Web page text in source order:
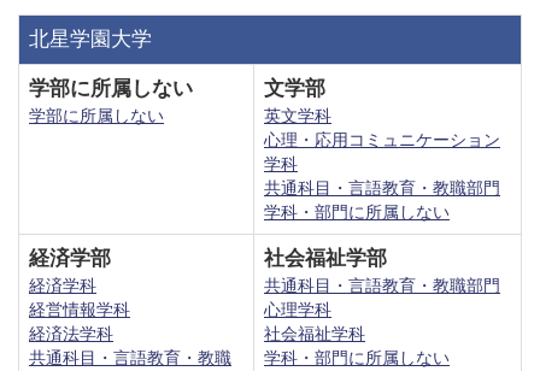
北星学園大学
学部に所属しない
学部に所属しない
文学部
英文学科
心理・応用コミュニケーション
学科
共通科目・言語教育・教職部門
学科・部門に所属しない
経済学部
経済学科
経営情報学科
経済法学科
共通科目・言語教育・教職
社会福祉学部
共通科目・言語教育・教職部門
心理学科
社会福祉学科
学科・部門に所属しない